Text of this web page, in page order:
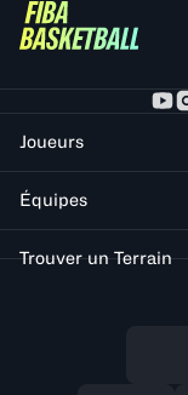
Joueurs
Équipes
Trouver un Terrain